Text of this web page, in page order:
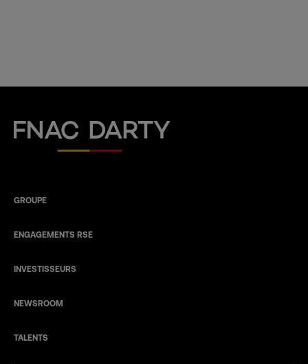
Fnac Darty
GROUPE
ENGAGEMENTS RSE
INVESTISSEURS
NEWSROOM
TALENTS